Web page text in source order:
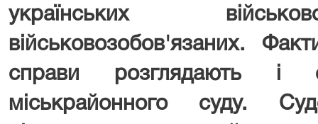
українських
військовозобов'язаних.
справи розглядають і
міськрайонного суду.